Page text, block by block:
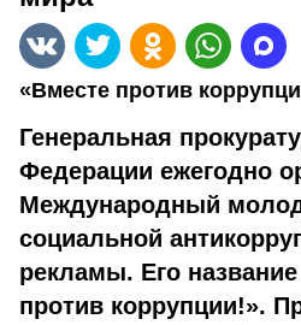
«Вместе против
Генеральная
Федерации ежегодно
Международный
социальной
рекламы. Его
против коррупции!».